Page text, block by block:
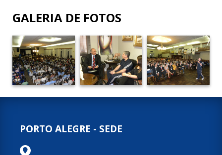
GALERIA DE FOTOS
PORTO ALEGRE - SEDE